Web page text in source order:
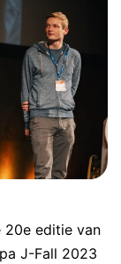
editie van
J-Fall 2023